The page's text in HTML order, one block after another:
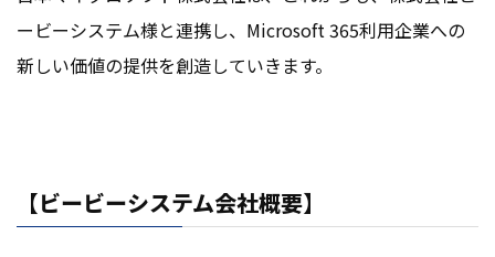
ービーシステム様と連携し、Microsoft 365利用企業への
新しい価値の提供を創造していきます。
【ビービーシステム会社概要】